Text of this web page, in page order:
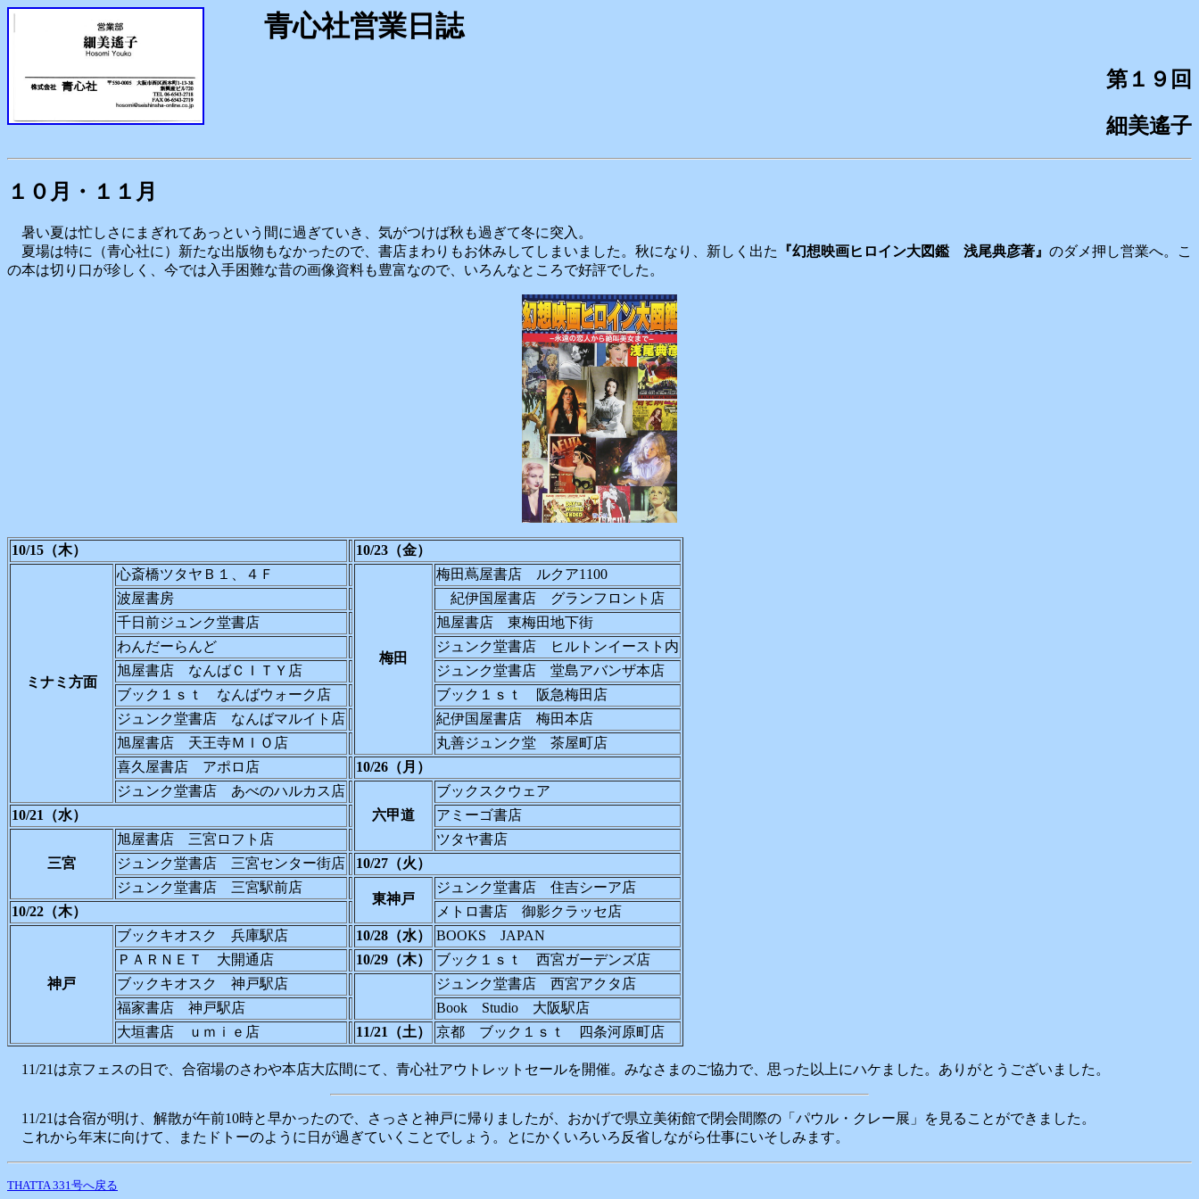
青心社営業日誌
第１９回
細美遙子
１０月・１１月
暑い夏は忙しさにまぎれてあっという間に過ぎていき、気がつけば秋も過ぎて冬に突入。
夏場は特に（青心社に）新たな出版物もなかったので、書店まわりもお休みしてしまいました。秋になり、新しく出た
『幻想映画ヒロイン大図鑑 浅尾典彦著』 のダメ押し営業へ。こ
の本は切り口が珍しく、今では入手困難な昔の画像資料も豊富なので、いろんなところで好評でした。
10/15（木） 10/23（金）
ミナミ方面
心斎橋ツタヤＢ１、４Ｆ
梅田
梅田蔦屋書店 ルクア1100
波屋書房
紀伊国屋書店 グランフロント店
千日前ジュンク堂書店
旭屋書店 東梅田地下街
わんだーらんど
ジュンク堂書店 ヒルトンイースト内
旭屋書店 なんばＣＩＴＹ店
ジュンク堂書店 堂島アバンザ本店
ブック１ｓｔ なんばウォーク店
ブック１ｓｔ 阪急梅田店
ジュンク堂書店 なんばマルイト店
紀伊国屋書店 梅田本店
旭屋書店 天王寺ＭＩＯ店
丸善ジュンク堂 茶屋町店
喜久屋書店 アポロ店
10/26（月）
ジュンク堂書店 あべのハルカス店
六甲道
ブックスクウェア
10/21（水）
アミーゴ書店
三宮
旭屋書店 三宮ロフト店
ツタヤ書店
ジュンク堂書店 三宮センター街店
10/27（火）
ジュンク堂書店 三宮駅前店
東神戸
ジュンク堂書店 住吉シーア店
10/22（木）
メトロ書店 御影クラッセ店
神戸
ブックキオスク 兵庫駅店 10/28（水）
BOOKS JAPAN
ＰＡＲＮＥＴ 大開通店
10/29（木）
ブック１ｓｔ 西宮ガーデンズ店
ブックキオスク 神戸駅店
ジュンク堂書店 西宮アクタ店
福家書店 神戸駅店
Book Studio 大阪駅店
大垣書店 ｕｍｉｅ店
11/21（土） 京都 ブック１ｓｔ 四条河原町店
11/21は京フェスの日で、合宿場のさわや本店大広間にて、青心社アウトレットセールを開催。みなさまのご協力で、思った以上にハケました。ありがとうございました。
11/21は合宿が明け、解散が午前10時と早かったので、さっさと神戸に帰りましたが、おかげで県立美術館で閉会間際の「パウル・クレー展」を見ることができました。
これから年末に向けて、またドトーのように日が過ぎていくことでしょう。とにかくいろいろ反省しながら仕事にいそしみます。
THATTA 331号へ戻る